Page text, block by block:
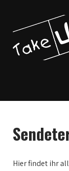
Hier findet ihr